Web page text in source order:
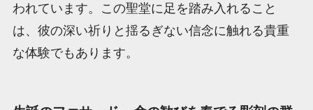
われています。この聖堂に足を踏み入れること
は、彼の深い祈りと揺るぎない信念に触れる貴重
な体験でもあります。